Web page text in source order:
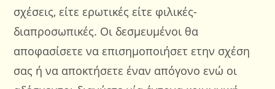
σχέσεις, είτε ερωτικές είτε φιλικές-
διαπροσωπικές. Οι δεσμευμένοι θα
αποφασίσετε να επισημοποιήσετ ετην σχέση
σας ή να αποκτήσετε έναν απόγονο ενώ οι